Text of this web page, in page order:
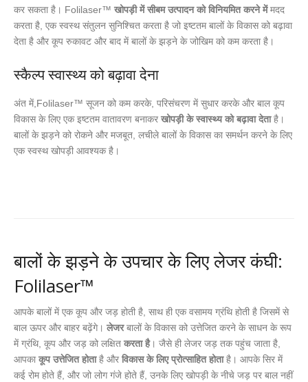
कर सकता है। Folilaser™ खोपड़ी में सीबम उत्पादन को विनियमित करने मेंमदद
करता है, एक स्वस्थ संतुलन सुनिश्चित करता है जो इष्टतम बालों के विकास को बढ़ावा
देता है और कूप रुकावट और बाद में बालों के झड़ने के जोखिम को कम करता है।
स्कैल्प स्वास्थ्य को बढ़ावा देना
अंत में,Folilaser™ सूजन को कम करके, परिसंचरण में सुधार करके और बाल कूप
विकास के लिए एक इष्टतम वातावरण बनाकर खोपड़ी के स्वास्थ्य को बढ़ावा देताहै।
बालों के झड़ने को रोकने और मजबूत, लचीले बालों के विकास का समर्थन करने के लिए
एक स्वस्थ खोपड़ी आवश्यक है।
बालों के झड़ने के उपचार के लिए लेजर कंघी:
Folilaser™
आपके बालों में एक कूप और जड़ होती है, साथ ही एक वसामय ग्रंथि होती है जिसमें से
बाल ऊपर और बाहर बढ़ेंगे। लेजरबालों के विकास को उत्तेजित करने के साधन के रूप
में ग्रंथि, कूप और जड़ को लक्षित करता है। जैसे ही लेजर जड़ तक पहुंच जाता है,
आपका कूप उत्तेजित होताहै और विकास के लिए प्रोत्साहित होताहै। आपके सिर में
कई रोम होते हैं, और जो लोग गंजे होते हैं, उनके लिए खोपड़ी के नीचे जड़ पर बाल नहीं